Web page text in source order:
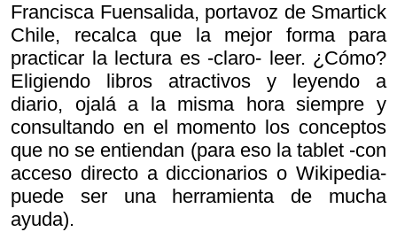
Francisca Fuensalida, portavoz de Smartick
Chile, recalca que la mejor forma para
practicar la lectura es -claro- leer. ¿Cómo?
Eligiendo libros atractivos y leyendo a
diario, ojalá a la misma hora siempre y
consultando en el momento los conceptos
que no se entiendan (para eso la tablet -con
acceso directo a diccionarios o Wikipedia-
puede ser una herramienta de mucha
ayuda).